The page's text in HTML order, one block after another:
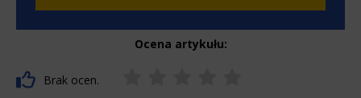
Ocena artykułu:
Brak ocen.